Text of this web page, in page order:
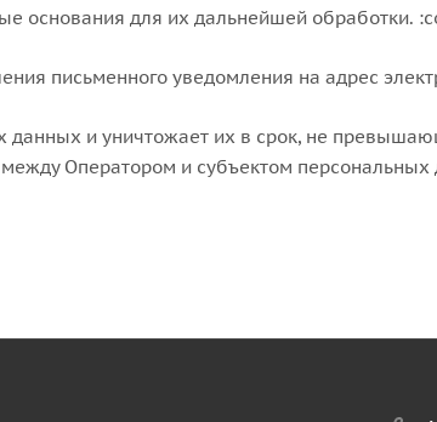
основания для их дальнейшей обработки.
письменного уведомления на адрес
и уничтожает их в срок, не
Оператором и субъектом